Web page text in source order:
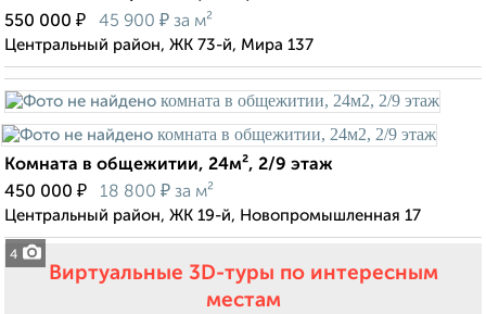
550 000 ₽ 45 900 ₽ за м²
Центральный район, ЖК 73-й, Мира 137
4
Комната в общежитии, 24м², 2/9 этаж
450 000 ₽ 18 800 ₽ за м²
Центральный район, ЖК 19-й, Новопромышленная 17
Виртуальные 3D-туры по интересным
местам